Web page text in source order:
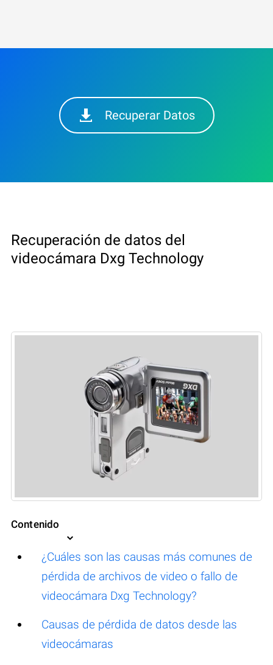
Recuperar Datos
Recuperación de datos del
videocámara Dxg Technology
Contenido
¿Cuáles son las causas más comunes de
pérdida de archivos de video o fallo de
videocámara Dxg Technology?
Causas de pérdida de datos desde las
videocámaras